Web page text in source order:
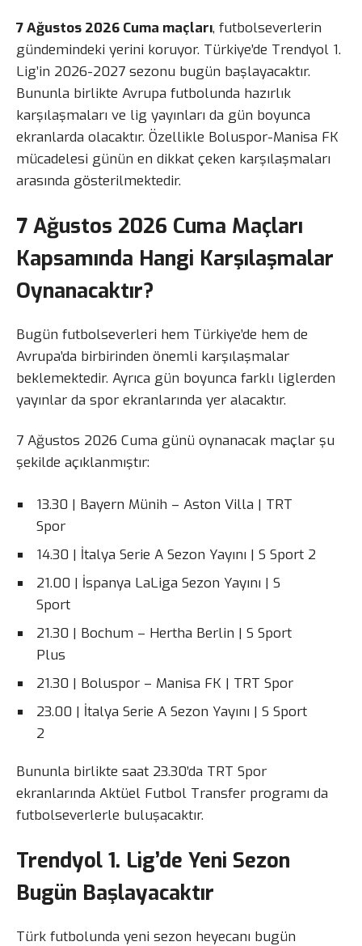
7 Ağustos 2026 Cuma maçları, futbolseverlerin
gündemindeki yerini koruyor. Türkiye’de Trendyol 1.
Lig’in 2026-2027 sezonu bugün başlayacaktır.
Bununla birlikte Avrupa futbolunda hazırlık
karşılaşmaları ve lig yayınları da gün boyunca
ekranlarda olacaktır. Özellikle Boluspor-Manisa FK
mücadelesi günün en dikkat çeken karşılaşmaları
arasında gösterilmektedir.
7 Ağustos 2026 Cuma Maçları
Kapsamında Hangi Karşılaşmalar
Oynanacaktır?
Bugün futbolseverleri hem Türkiye’de hem de
Avrupa’da birbirinden önemli karşılaşmalar
beklemektedir. Ayrıca gün boyunca farklı liglerden
yayınlar da spor ekranlarında yer alacaktır.
7 Ağustos 2026 Cuma günü oynanacak maçlar şu
şekilde açıklanmıştır:
13.30 | Bayern Münih – Aston Villa | TRT
Spor
14.30 | İtalya Serie A Sezon Yayını | S Sport 2
21.00 | İspanya LaLiga Sezon Yayını | S
Sport
21.30 | Bochum – Hertha Berlin | S Sport
Plus
21.30 | Boluspor – Manisa FK | TRT Spor
23.00 | İtalya Serie A Sezon Yayını | S Sport
2
Bununla birlikte saat 23.30’da TRT Spor
ekranlarında Aktüel Futbol Transfer programı da
futbolseverlerle buluşacaktır.
Trendyol 1. Lig’de Yeni Sezon
Bugün Başlayacaktır
Türk futbolunda yeni sezon heyecanı bugün